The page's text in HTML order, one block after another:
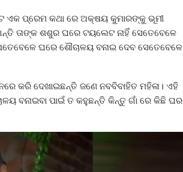
ଏକ ପ୍ରେମ କଥା ରେ ଅକ୍ଷୟ କୁମାରଙ୍କୁ ଭୂମୀ
ତାଙ୍କ ଶଶୁର ଘରେ ଟୟଲେଟ ନାହିଁ ସେତେବେଳେ
ଘରେ ଶୌଚାଳୟ ବନାଇ ଦେବ ସେତେବେଳେ
କରି ଦେଖାଇଛନ୍ତି ଜଣେ ନବବିବାହିତ ମହିଳା। ଏହି
ବନାଇବା ପାଇଁ ତ କହୁଛନ୍ତି କିନ୍ତୁ ଗାଁ ରେ କିଛି ଘର